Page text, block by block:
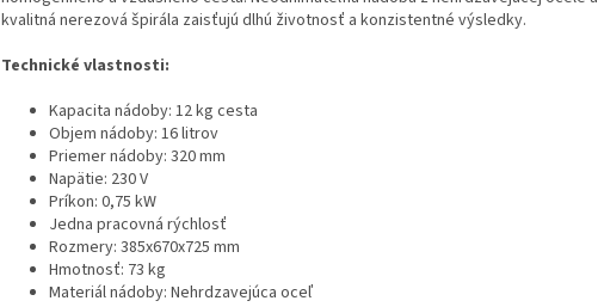
kvalitná nerezová špirála zaisťujú dlhú životnosť a konzistentné výsledky.
Technické vlastnosti:
Kapacita nádoby: 12 kg cesta
Objem nádoby: 16 litrov
Priemer nádoby: 320 mm
Napätie: 230 V
Príkon: 0,75 kW
Jedna pracovná rýchlosť
Rozmery: 385x670x725 mm
Hmotnosť: 73 kg
Materiál nádoby: Nehrdzavejúca oceľ